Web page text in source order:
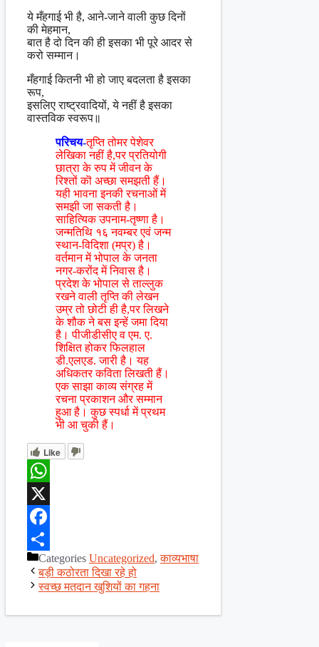
ये मँहगाई भी है, आने-जाने वाली कुछ दिनों
की मेहमान,
बात है दो दिन की ही इसका भी पूरे आदर से
करो सम्मान।
मँहगाई कितनी भी हो जाए बदलता है इसका
रूप,
इसलिए राष्ट्रवादियों, ये नहीं है इसका
वास्तविक स्वरूप॥
परिचय-तृप्ति तोमर पेशेवर
लेखिका नहीं है,पर प्रतियोगी
छात्रा के रुप में जीवन के
रिश्तों कॊ अच्छा समझती हैं।
यही भावना इनकी रचनाओं में
समझी जा सकती है।
साहित्यिक उपनाम-तृष्णा है।
जन्मतिथि १६ नवम्बर एवं जन्म
स्थान-विदिशा (मप्र) है।
वर्तमान में भोपाल के जनता
नगर-करोंद में निवास है।
प्रदेश के भोपाल से ताल्लुक
रखने वाली तृप्ति की लेखन
उम्र तो छोटी ही है,पर लिखने
के शौक ने बस इन्हें जमा दिया
है। पीजीडीसीए व एम. ए.
शिक्षित होकर फिलहाल
डी.एलएड. जारी है। यह
अधिकतर कविता लिखती हैं।
एक साझा काव्य संग्रह में
रचना प्रकाशन और सम्मान
हुआ है। कुछ स्पर्धा में प्रथम
भी आ चुकी हैं।
Like
WhatsApp
X
Facebook
ShareCategories Uncategorized,काव्यभाषा
बड़ी कठोरता दिखा रहे हो
स्वच्छ मतदान खुशियों का गहना